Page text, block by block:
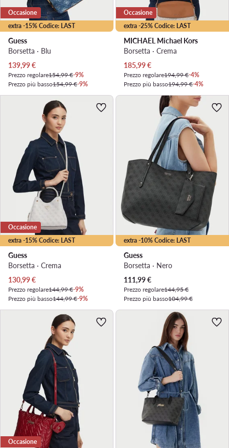
extra -15% Codice: LAST
Occasione
Guess
Borsetta · Blu
Prezzo attuale
139,99€
Prezzo regolare154,99 €-9%
Prezzo più basso154,99 €-9%
extra -25% Codice: LAST
Occasione
MICHAEL Michael Kors
Borsetta · Crema
Prezzo attuale
185,99€
Prezzo regolare194,99 €-4%
Prezzo più basso194,99 €-4%
extra -15% Codice: LAST
Occasione
Guess
Borsetta · Crema
Prezzo attuale
130,99€
Prezzo regolare144,99 €-9%
Prezzo più basso144,99 €-9%
extra -10% Codice: LAST
Guess
Borsetta · Nero
Prezzo attuale
111,99€
Prezzo regolare144,95 €
Prezzo più basso104,99 €
Occasione